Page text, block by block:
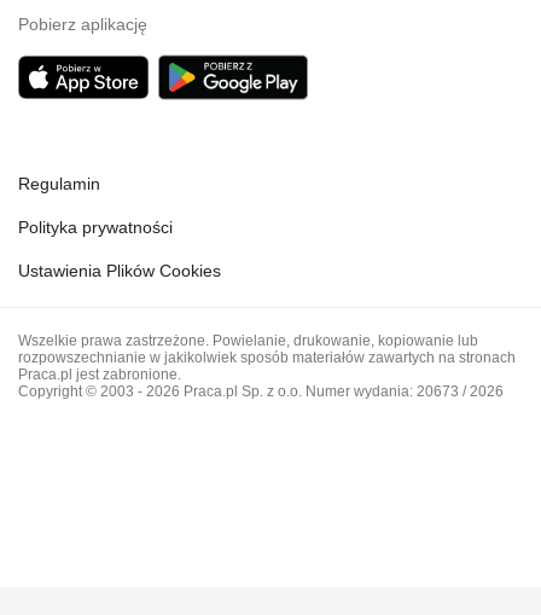
Pobierz aplikację
Regulamin
Polityka prywatności
Ustawienia Plików Cookies
Wszelkie prawa zastrzeżone. Powielanie, drukowanie, kopiowanie lub
rozpowszechnianie w jakikolwiek sposób materiałów zawartych na stronach
Praca.pl jest zabronione.
Copyright © 2003 - 2026 Praca.pl Sp. z o.o. Numer wydania: 20673 / 2026